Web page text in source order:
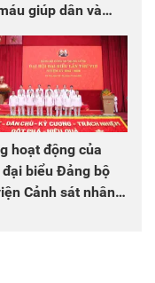
giúp dân và
hoạt động của
biểu Đảng bộ
Cảnh sát nhân